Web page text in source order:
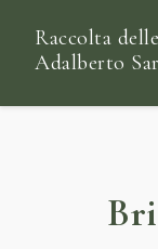
Raccolta
Adalberto